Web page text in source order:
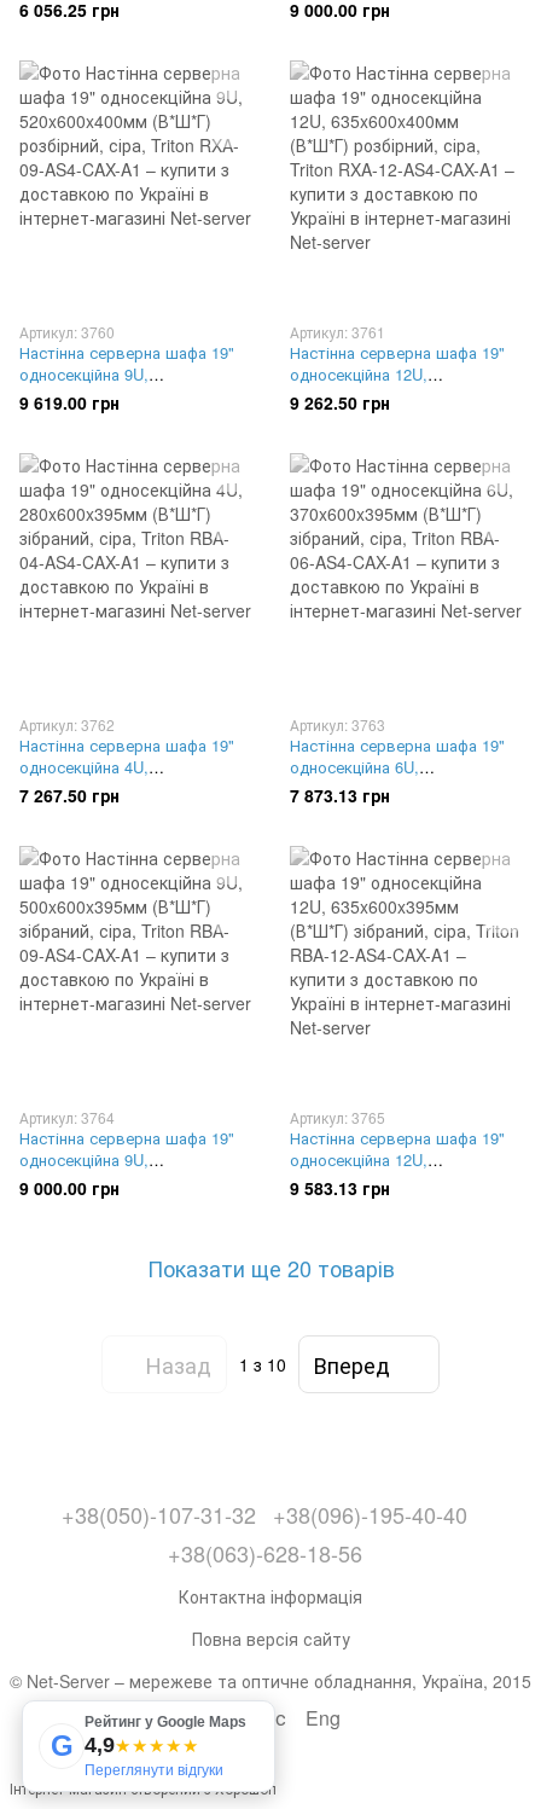
розбірний, сіра, Triton RXA-04-
6 056.25 грн
розбірний, сіра, Triton RXA-06-
9 000.00 грн
Артикул: 3760
Настінна серверна шафа 19"
односекційна 9U,
520x600x400мм (В*Ш*Г)
розбірний, сіра, Triton RXA-09-
9 619.00 грн
Артикул: 3761
Настінна серверна шафа 19"
односекційна 12U,
635x600x400мм (В*Ш*Г)
розбірний, сіра, Triton RXA-12-
9 262.50 грн
Артикул: 3762
Настінна серверна шафа 19"
односекційна 4U,
280x600x395мм (В*Ш*Г)
зібраний, сіра, Triton RBA-04-
7 267.50 грн
Артикул: 3763
Настінна серверна шафа 19"
односекційна 6U,
370x600x395мм (В*Ш*Г)
зібраний, сіра, Triton RBA-06-
7 873.13 грн
Артикул: 3764
Настінна серверна шафа 19"
односекційна 9U,
500x600x395мм (В*Ш*Г)
зібраний, сіра, Triton RBA-09-
9 000.00 грн
Артикул: 3765
Настінна серверна шафа 19"
односекційна 12U,
635x600x395мм (В*Ш*Г)
зібраний, сіра, Triton RBA-12-
9 583.13 грн
Показати ще 20 товарів
Назад 1 з 10 Вперед
+38(050)-107-31-32
+38(096)-195-40-40
+38(063)-628-18-56
Контактна інформація
Повна версія сайту
© Net-Server – мережеве та оптичне обладнання, Україна, 2015
Укр Рус Eng
Інтернет-магазин створений з Хорошоп
G
Рейтинг у Google Maps
4,9★★★★★
Переглянути відгуки